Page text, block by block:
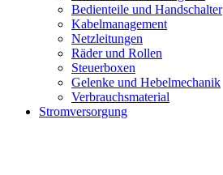
Bedienteile und Handschalter
Kabelmanagement
Netzleitungen
Räder und Rollen
Steuerboxen
Gelenke und Hebelmechanik
Verbrauchsmaterial
Stromversorgung